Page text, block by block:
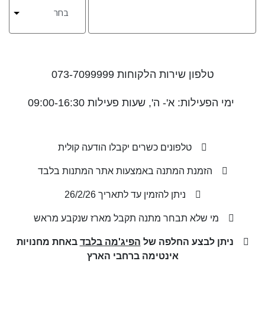
טלפון שירות הלקוחות 073-7099999
ימי הפעילות: א'- ה', שעות פעילות 09:00-16:30
 טלפונים כשרים יקבלו הודעה קולית
 הזמנת המתנה באמצעות אתר המתנות בלבד
 ניתן להזמין עד לתאריך 26/2/26
 מי שלא תבחר מתנה תקבל מארז שנקבע מראש
 ניתן לבצע החלפה של הפיג'מה בלבד באחת מחנויות
אינטימה ברחבי הארץ